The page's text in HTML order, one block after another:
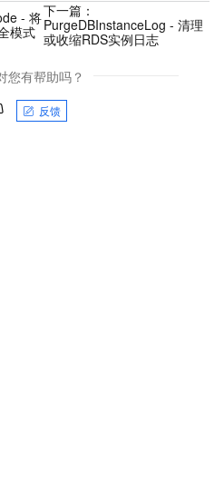
- 将
模式
下一篇：
PurgeDBInstanceLog - 清理
或收缩RDS实例日志
您有帮助吗？
反馈